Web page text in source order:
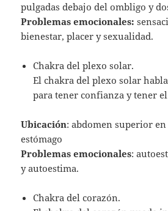
pulgadas debajo del ombligo y
Problemas emocionales:
bienestar, placer y sexualidad.
Chakra del plexo solar.
El chakra del plexo solar
para tener confianza y tener
Ubicación: abdomen superior
estómago
Problemas emocionales:
y autoestima.
Chakra del corazón.